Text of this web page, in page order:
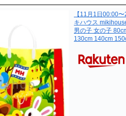
【11月1日00:00
キハウス
男の子 女の子
130cm 140cm